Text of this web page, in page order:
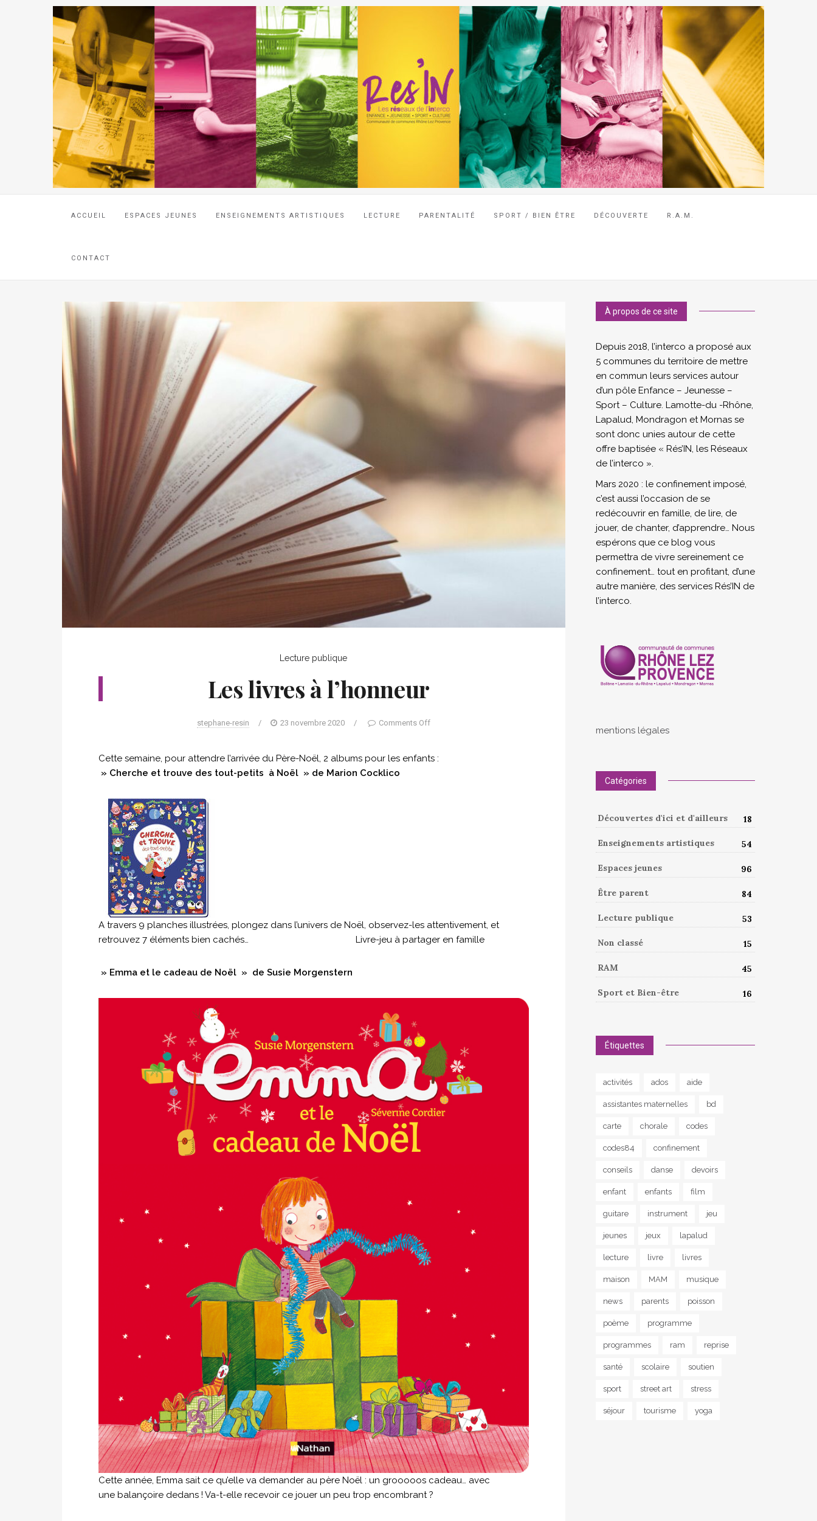
ACCUEIL ESPACES JEUNES ENSEIGNEMENTS ARTISTIQUES LECTURE PARENTALITÉ SPORT / BIEN ÊTRE DÉCOUVERTE R.A.M.
CONTACT
Lecture publique
Les livres à l’honneur
stephane-resin / 23 novembre 2020 / Comments Off
Cette semaine, pour attendre l’arrivée du Père-Noël, 2 albums pour les enfants :
» Cherche et trouve des tout-petits à Noël » de Marion Cocklico
A travers 9 planches illustrées, plongez dans l’univers de Noël, observez-les attentivement, et
retrouvez 7 éléments bien cachés… Livre-jeu à partager en famille
» Emma et le cadeau de Noël » de Susie Morgenstern
Cette année, Emma sait ce qu’elle va demander au père Noël : un grooooos cadeau… avec
une balançoire dedans ! Va-t-elle recevoir ce jouer un peu trop encombrant ?
À propos de ce site
Depuis 2018, l’interco a proposé aux
5 communes du territoire de mettre
en commun leurs services autour
d’un pôle Enfance – Jeunesse –
Sport – Culture. Lamotte-du -Rhône,
Lapalud, Mondragon et Mornas se
sont donc unies autour de cette
offre baptisée « Rés’IN, les Réseaux
de l’interco ».
Mars 2020 : le confinement imposé,
c’est aussi l’occasion de se
redécouvrir en famille, de lire, de
jouer, de chanter, d’apprendre… Nous
espérons que ce blog vous
permettra de vivre sereinement ce
confinement… tout en profitant, d’une
autre manière, des services Rés’IN de
l’interco.
mentions légales
Catégories
Découvertes d'ici et d'ailleurs 18
Enseignements artistiques 54
Espaces jeunes 96
Être parent 84
Lecture publique 53
Non classé 15
RAM 45
Sport et Bien-être 16
Étiquettes
activités ados aide
assistantes maternelles bd
carte chorale codes
codes84 confinement
conseils danse devoirs
enfant enfants film
guitare instrument jeu
jeunes jeux lapalud
lecture livre livres
maison MAM musique
news parents poisson
poème programme
programmes ram reprise
santé scolaire soutien
sport street art stress
séjour tourisme yoga